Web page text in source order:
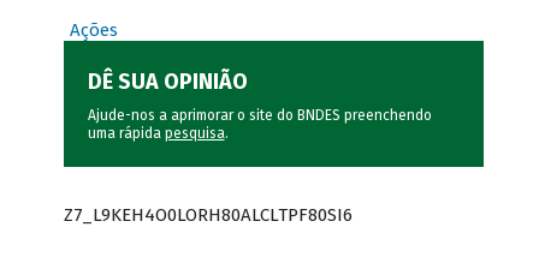
Ações
DÊ SUA OPINIÃO
Ajude-nos a aprimorar o site do BNDES preenchendo
uma rápida pesquisa.
Z7_L9KEH4O0LORH80ALCLTPF80SI6